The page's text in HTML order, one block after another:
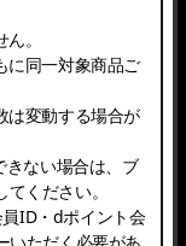
。
に同一対象商品ご
は変動する場合が
きない場合は、ブ
ください。
ID・dポイント会
いただく必要があ